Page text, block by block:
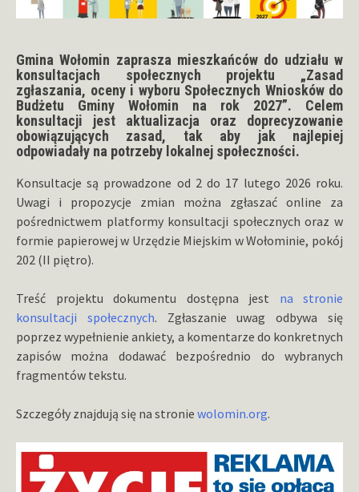
Gmina Wołomin zaprasza mieszkańców do udziału w
konsultacjach społecznych projektu „Zasad
zgłaszania, oceny i wyboru Społecznych Wniosków do
Budżetu Gminy Wołomin na rok 2027”. Celem
konsultacji jest aktualizacja oraz doprecyzowanie
obowiązujących zasad, tak aby jak najlepiej
odpowiadały na potrzeby lokalnej społeczności.
Konsultacje są prowadzone od 2 do 17 lutego 2026 roku.
Uwagi i propozycje zmian można zgłaszać online za
pośrednictwem platformy konsultacji społecznych oraz w
formie papierowej w Urzędzie Miejskim w Wołominie, pokój
202 (II piętro).
Treść projektu dokumentu dostępna jest na stronie
konsultacji społecznych. Zgłaszanie uwag odbywa się
poprzez wypełnienie ankiety, a komentarze do konkretnych
zapisów można dodawać bezpośrednio do wybranych
fragmentów tekstu.
Szczegóły znajdują się na stronie wolomin.org.